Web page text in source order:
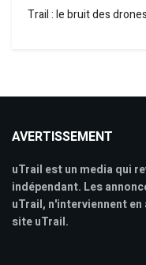
Trail : le bruit des
AVERTISSEMENT
uTrail est un media qui
indépendant. Les
uTrail, n'interviennent
site uTrail.